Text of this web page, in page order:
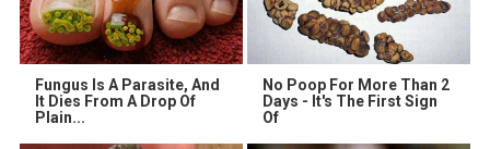
Fungus Is A Parasite, And
It Dies From A Drop Of
Plain...
No Poop For More Than 2
Days - It's The First Sign
Of